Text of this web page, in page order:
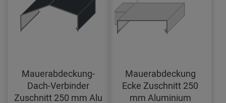
Mauerabdeckung-
Dach-Verbinder
Zuschnitt 250 mm Alu
Mauerabdeckung
Ecke Zuschnitt 250
mm Aluminium